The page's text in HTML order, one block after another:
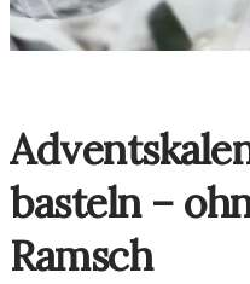
basteln –
Ramsch